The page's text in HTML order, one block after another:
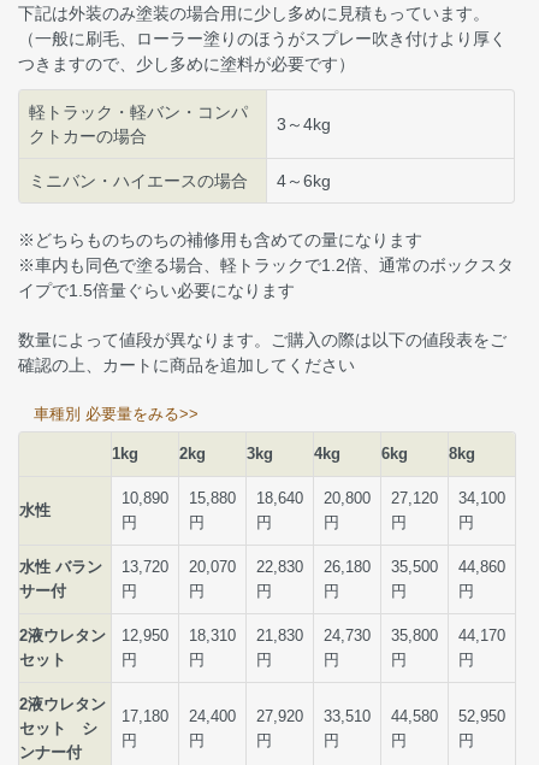
下記は外装のみ塗装の場合用に少し多めに見積もっています。
（一般に刷毛、ローラー塗りのほうがスプレー吹き付けより厚く
つきますので、少し多めに塗料が必要です）
軽トラック・軽バン・コンパ
クトカーの場合
3～4kg
ミニバン・ハイエースの場合 4～6kg
※どちらものちのちの補修用も含めての量になります
※車内も同色で塗る場合、軽トラックで1.2倍、通常のボックスタ
イプで1.5倍量ぐらい必要になります
数量によって値段が異なります。ご購入の際は以下の値段表をご
確認の上、カートに商品を追加してください
車種別 必要量をみる>>